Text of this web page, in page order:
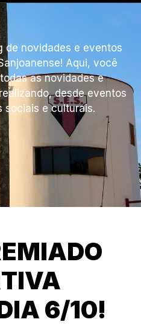
de novidades e eventos
Aqui, você
as novidades e
desde eventos
sociais e culturais.
6/10!